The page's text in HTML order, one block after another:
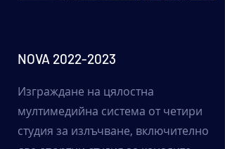
NOVA 2022-2023
Изграждане на цялостна
мултимедийна система от четири
студия за излъчване, включително